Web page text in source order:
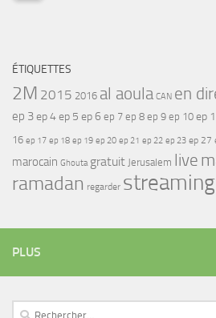
ÉTIQUETTES
2M 2015 2016 al aoula CAN en
ep 3ep 4ep 5 ep 6 ep 7 ep 8 ep 9 ep 10 ep
16 ep 17 ep 18 ep 19 ep 20 ep 21 ep 22 ep 23 ep 27
marocain Ghouta gratuit Jerusalem live
ramadan regarder streaming
PLUS
Rechercher :